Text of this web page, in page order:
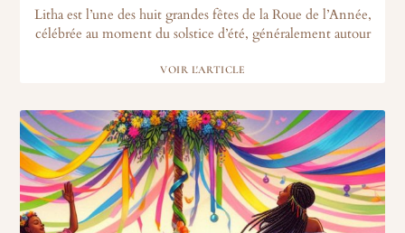
Litha est l’une des huit grandes fêtes de la Roue de l’Année,
célébrée au moment du solstice d’été, généralement autour
VOIR L'ARTICLE